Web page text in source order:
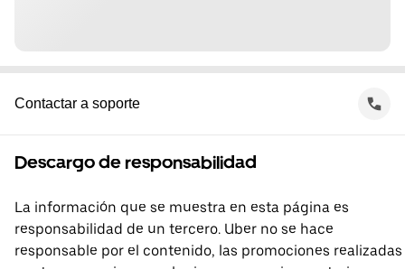
Contactar a soporte
Descargo de responsabilidad
La información que se muestra en esta página es
responsabilidad de un tercero. Uber no se hace
responsable por el contenido, las promociones realizadas